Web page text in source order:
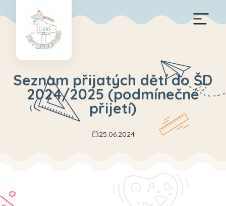
Seznam přijatých dětí do ŠD
2024/2025 (podmínečné
přijetí)
25.06.2024